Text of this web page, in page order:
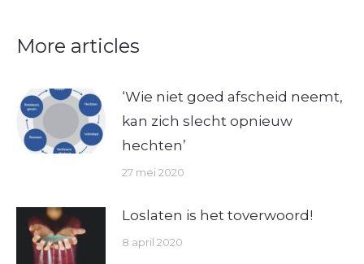
More articles
‘Wie niet goed afscheid neemt,
kan zich slecht opnieuw
hechten’
27 mei 2020
Loslaten is het toverwoord!
8 april 2020